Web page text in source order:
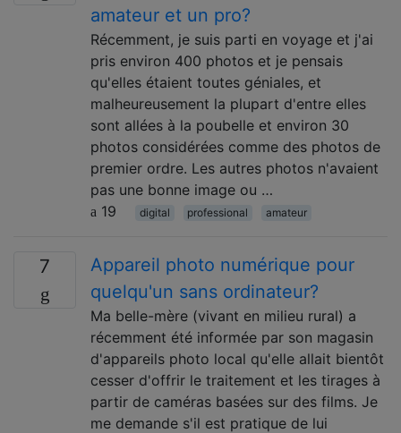
amateur et un pro?
Récemment, je suis parti en voyage et j'ai
pris environ 400 photos et je pensais
qu'elles étaient toutes géniales, et
malheureusement la plupart d'entre elles
sont allées à la poubelle et environ 30
photos considérées comme des photos de
premier ordre. Les autres photos n'avaient
pas une bonne image ou …
19
digital professional amateur
7
Appareil photo numérique pour
quelqu'un sans ordinateur?
Ma belle-mère (vivant en milieu rural) a
récemment été informée par son magasin
d'appareils photo local qu'elle allait bientôt
cesser d'offrir le traitement et les tirages à
partir de caméras basées sur des films. Je
me demande s'il est pratique de lui